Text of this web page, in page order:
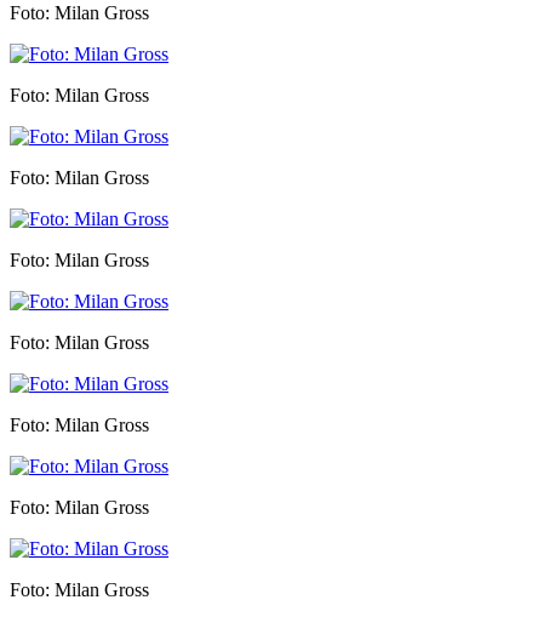
Foto: Milan Gross
Foto: Milan Gross
Foto: Milan Gross
Foto: Milan Gross
Foto: Milan Gross
Foto: Milan Gross
Foto: Milan Gross
Foto: Milan Gross